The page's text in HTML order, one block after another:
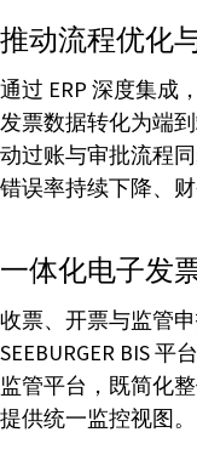
推动流程优化
通过 ERP 深度集成
发票数据转化为端
动过账与审批流程
错误率持续下降、财
一体化电子发
收票、开票与监管
SEEBURGER BIS
监管平台，既简化
提供统一监控视图。